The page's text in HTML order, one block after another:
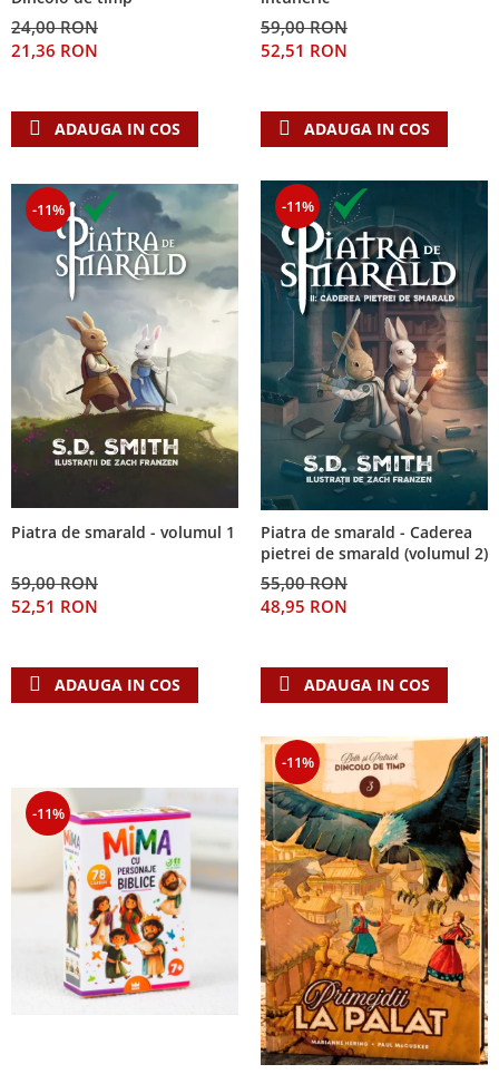
24,00 RON
21,36 RON
ADAUGA IN COS
59,00 RON
52,51 RON
ADAUGA IN COS
-11%
Piatra de smarald - volumul 1
59,00 RON
52,51 RON
ADAUGA IN COS
-11%
Piatra de smarald - Caderea
pietrei de smarald (volumul 2)
55,00 RON
48,95 RON
ADAUGA IN COS
-11%
-11%